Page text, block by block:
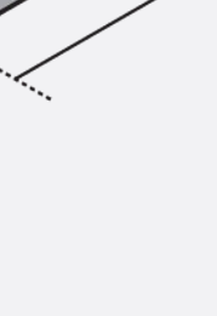
Zurück Ankerschienen
JSA K